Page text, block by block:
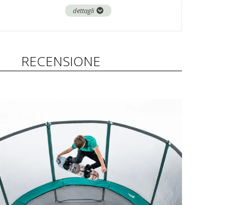
dettagli
RECENSIONE